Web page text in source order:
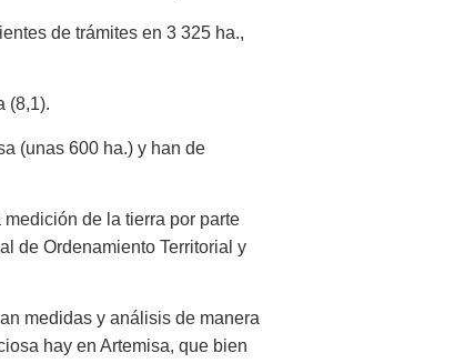
de trámites en 3 325 ha.,
(8,1).
(unas 600 ha.) y han de
de la tierra por parte
de Ordenamiento Territorial y
medidas y análisis de manera
hay en Artemisa, que bien